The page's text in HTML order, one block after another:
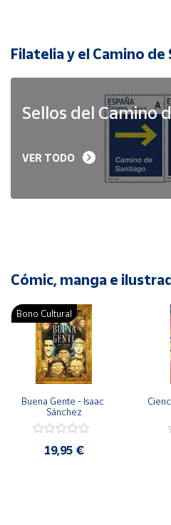
Filatelia y el Camino de
Sellos del Camino
VER TODO
Cómic, manga e
Bono Cultural
Buena Gente - Isaac
Sánchez
19,95 €